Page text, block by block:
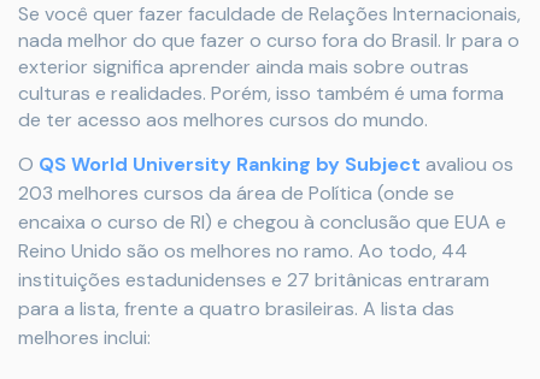
Se você quer fazer faculdade de Relações Internacionais,
nada melhor do que fazer o curso fora do Brasil. Ir para o
exterior significa aprender ainda mais sobre outras
culturas e realidades. Porém, isso também é uma forma
de ter acesso aos melhores cursos do mundo.
O QS World University Ranking by Subject avaliou os
203 melhores cursos da área de Política (onde se
encaixa o curso de RI) e chegou à conclusão que EUA e
Reino Unido são os melhores no ramo. Ao todo, 44
instituições estadunidenses e 27 britânicas entraram
para a lista, frente a quatro brasileiras. A lista das
melhores inclui: